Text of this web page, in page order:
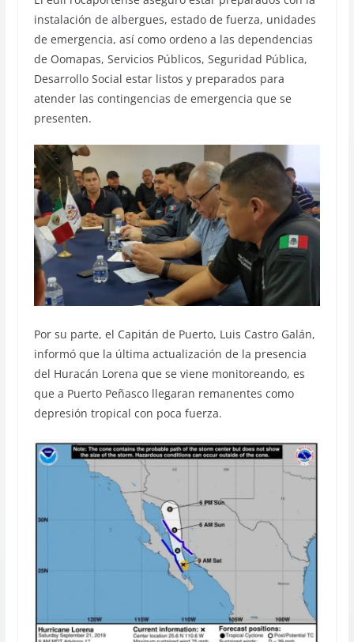
instalación de albergues, estado de fuerza, unidades
de emergencia, así como ordeno a las dependencias
de Oomapas, Servicios Públicos, Seguridad Pública,
Desarrollo Social estar listos y preparados para
atender las contingencias de emergencia que se
presenten.
Por su parte, el Capitán de Puerto, Luis Castro Galán,
informó que la última actualización de la presencia
del Huracán Lorena que se viene monitoreando, es
que a Puerto Peñasco llegaran remanentes como
depresión tropical con poca fuerza.